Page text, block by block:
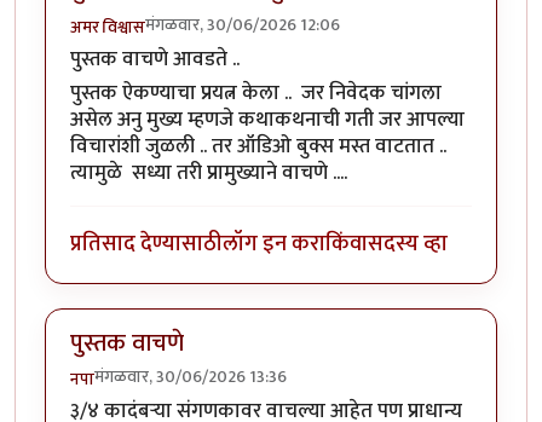
अमर विश्वासमंगळवार, 30/06/2026 12:06
पुस्तक वाचणे आवडते ..
पुस्तक ऐकण्याचा प्रयत्न केला .. जर निवेदक चांगला
असेल अनु मुख्य म्हणजे कथाकथनाची गती जर आपल्या
विचारांशी जुळली .. तर ऑडिओ बुक्स मस्त वाटतात ..
त्यामुळे सध्या तरी प्रामुख्याने वाचणे ....
प्रतिसाद देण्यासाठीलॉग इन कराकिंवासदस्य व्हा
पुस्तक वाचणे
नपामंगळवार, 30/06/2026 13:36
३/४ कादंबऱ्या संगणकावर वाचल्या आहेत पण प्राधान्य